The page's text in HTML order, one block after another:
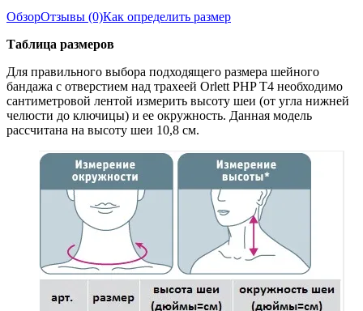
ОбзорОтзывы (0)Как определить размер
Таблица размеров
Для правильного выбора подходящего размера шейного
бандажа с отверстием над трахеей Orlett PHP T4 необходимо
сантиметровой лентой измерить высоту шеи (от угла нижней
челюсти до ключицы) и ее окружность. Данная модель
рассчитана на высоту шеи 10,8 см.